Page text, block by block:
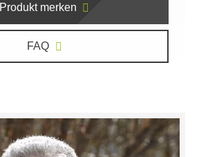
Produkt merken
FAQ